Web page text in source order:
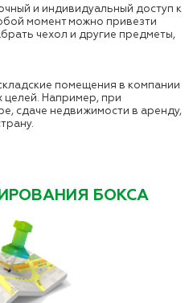
и индивидуальный доступ к
момент можно привезти
чехол и другие предметы,
помещения в компании
Например, при
сдаче недвижимости в аренду,
БОКСА